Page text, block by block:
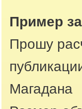
Пример
Прошу
Магадана